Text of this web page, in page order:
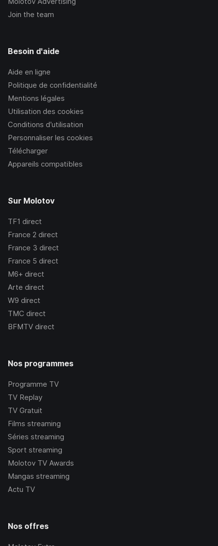
Join the team
Besoin d'aide
Aide en ligne
Politique de confidentialité
Mentions légales
Utilisation des cookies
Conditions d’utilisation
Personnaliser les cookies
Télécharger
Appareils compatibles
Sur Molotov
TF1 direct
France 2 direct
France 3 direct
France 5 direct
M6+ direct
Arte direct
W9 direct
TMC direct
BFMTV direct
Nos programmes
Programme TV
TV Replay
TV Gratuit
Films streaming
Séries streaming
Sport streaming
Molotov TV Awards
Mangas streaming
Actu TV
Nos offres